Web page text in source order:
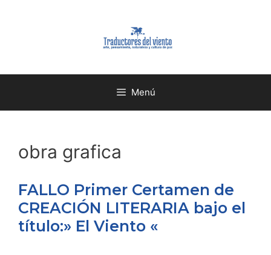
Menú
obra grafica
FALLO Primer Certamen de
CREACIÓN LITERARIA bajo el
título:» El Viento «